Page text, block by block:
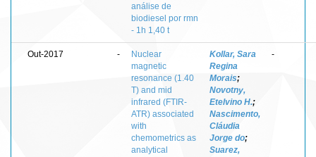
análise de
biodiesel por rmn
- 1h 1,40 t
Out-2017 -
Nuclear
magnetic
resonance (1.40
T) and mid
infrared (FTIR-
ATR) associated
with
chemometrics as
analytical
Kollar, Sara
Regina
Morais;
Novotny,
Etelvino H.;
Nascimento,
Cláudia
Jorge do;
Suarez,
-